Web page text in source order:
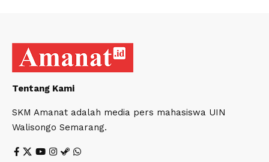
Tentang Kami
SKM Amanat adalah media pers mahasiswa UIN
Walisongo Semarang.